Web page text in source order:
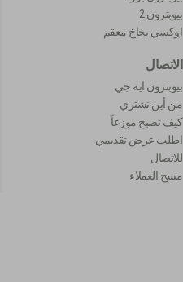
بيوبترون 2
اوكسي بخاخ معقم
الاتصال
بيوبترون ايه جي
من أين نشتري
كيف تصبح موزعاً
اطلب عرض تقديمي
للاتصال
مسح العملاء